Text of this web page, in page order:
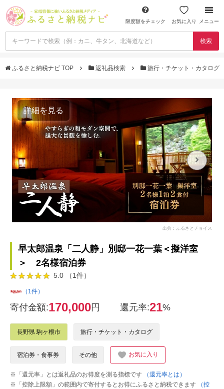
限度額をチェック お気に入り メニュー
検索
ふるさと納税ナビ TOP 返礼品検索 旅行・チケット・カタログ
詳細を見る
出典：ふるさとチョイス
早太郎温泉「二人静」別邸一花一葉＜擬洋室
＞ 2名様宿泊券
5.0 （1件）
（1件）
寄付金額:170,000円 還元率:21%
長野県 駒ヶ根市 旅行・チケット・カタログ
宿泊券・食事券 その他 お気に入り
※「還元率」とは返礼品のお得度を測る指標です
（還元率とは）
※「控除上限額」の範囲内で寄付するとお得にふるさと納税できます
（控